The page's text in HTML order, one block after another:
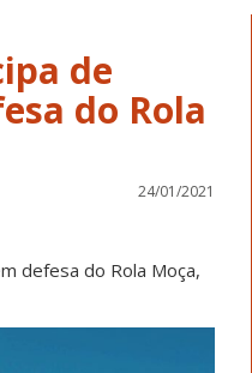
de
do Rola
24/01/2021
defesa do Rola Moça,